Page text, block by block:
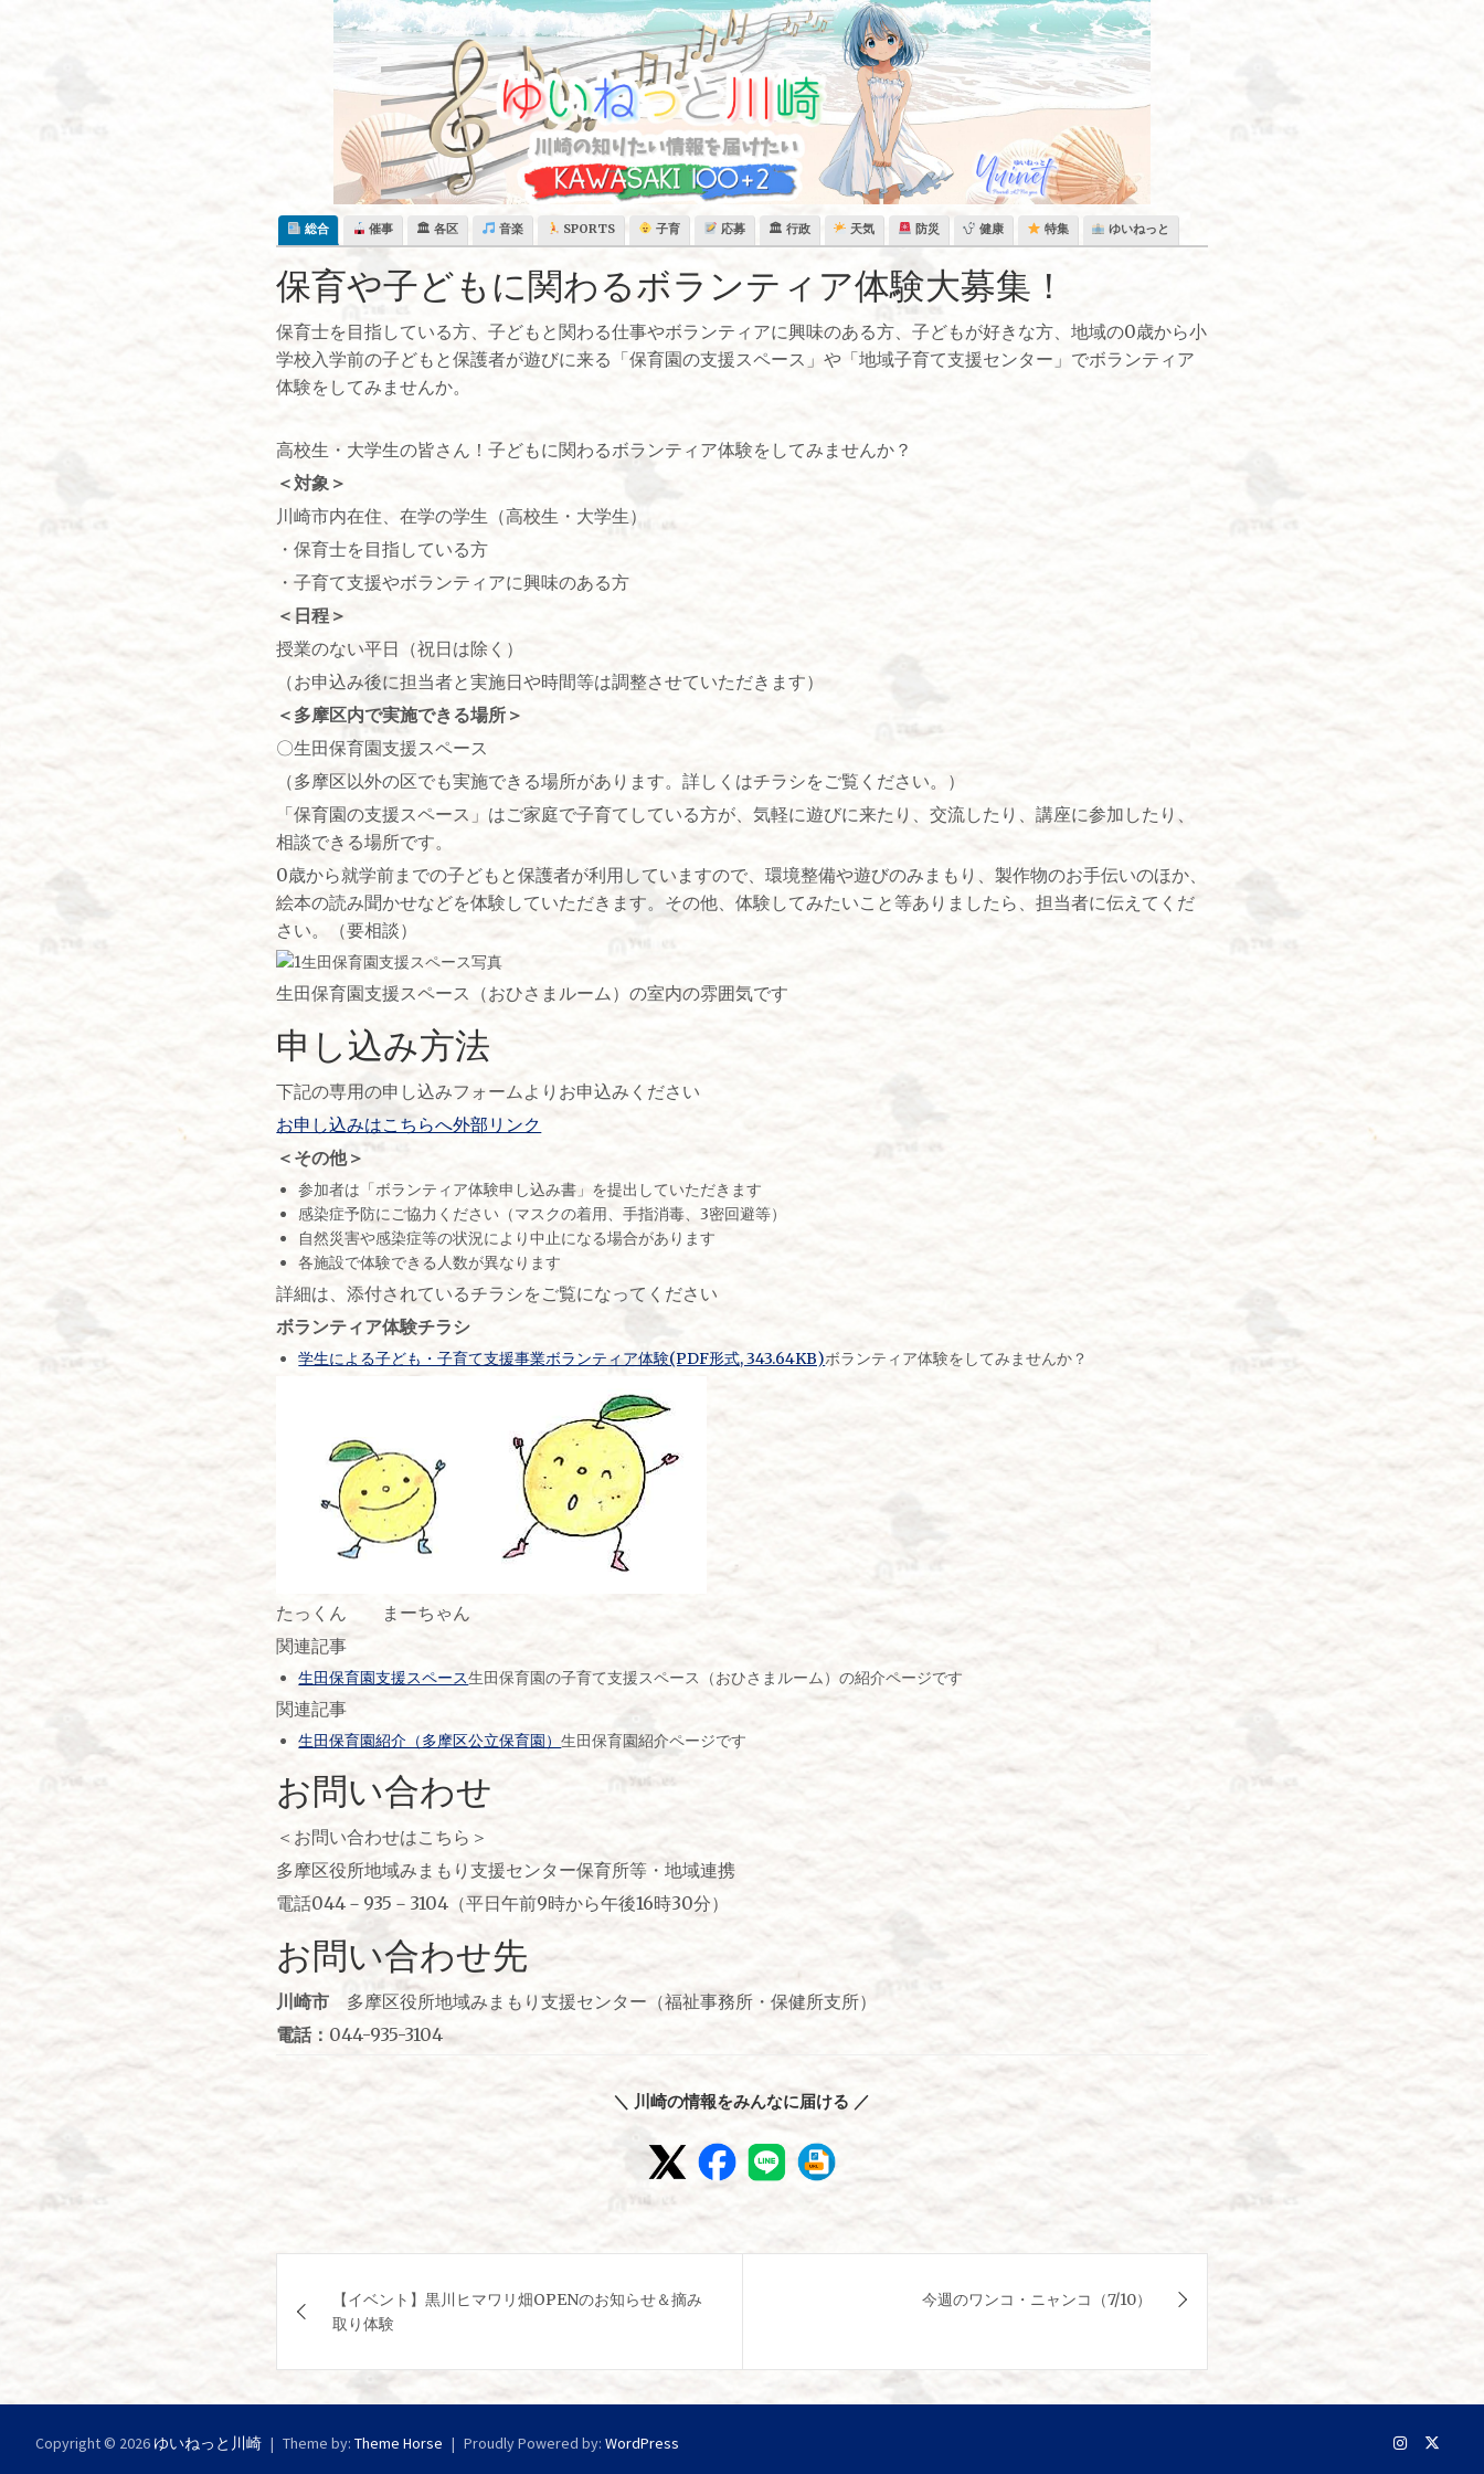
総合 催事 🏛 各区 音楽 SPORTS 子育 応募 🏛 行政 天気 防災 健康 特集 ゆいねっと
保育や子どもに関わるボランティア体験大募集！
保育士を目指している方、子どもと関わる仕事やボランティアに興味のある方、子どもが好きな方、地域の0歳から小
学校入学前の子どもと保護者が遊びに来る「保育園の支援スペース」や「地域子育て支援センター」でボランティア
体験をしてみませんか。
高校生・大学生の皆さん！子どもに関わるボランティア体験をしてみませんか？
＜対象＞
川崎市内在住、在学の学生（高校生・大学生）
・保育士を目指している方
・子育て支援やボランティアに興味のある方
＜日程＞
授業のない平日（祝日は除く）
（お申込み後に担当者と実施日や時間等は調整させていただきます）
＜多摩区内で実施できる場所＞
〇生田保育園支援スペース
（多摩区以外の区でも実施できる場所があります。詳しくはチラシをご覧ください。）
「保育園の支援スペース」はご家庭で子育てしている方が、気軽に遊びに来たり、交流したり、講座に参加したり、
相談できる場所です。
0歳から就学前までの子どもと保護者が利用していますので、環境整備や遊びのみまもり、製作物のお手伝いのほか、
絵本の読み聞かせなどを体験していただきます。その他、体験してみたいこと等ありましたら、担当者に伝えてくだ
さい。（要相談）
生田保育園支援スペース（おひさまルーム）の室内の雰囲気です
申し込み方法
下記の専用の申し込みフォームよりお申込みください
お申し込みはこちらへ外部リンク
＜その他＞
参加者は「ボランティア体験申し込み書」を提出していただきます
感染症予防にご協力ください（マスクの着用、手指消毒、3密回避等）
自然災害や感染症等の状況により中止になる場合があります
各施設で体験できる人数が異なります
詳細は、添付されているチラシをご覧になってください
ボランティア体験チラシ
学生による子ども・子育て支援事業ボランティア体験(PDF形式, 343.64KB)ボランティア体験をしてみませんか？
たっくん まーちゃん
関連記事
生田保育園支援スペース生田保育園の子育て支援スペース（おひさまルーム）の紹介ページです
関連記事
生田保育園紹介（多摩区公立保育園）生田保育園紹介ページです
お問い合わせ
＜お問い合わせはこちら＞
多摩区役所地域みまもり支援センター保育所等・地域連携
電話044－935－3104（平日午前9時から午後16時30分）
お問い合わせ先
川崎市 多摩区役所地域みまもり支援センター（福祉事務所・保健所支所）
電話： 044-935-3104
＼ 川崎の情報をみんなに届ける ／
稿
ナ
ビ
ゲ
【イベント】黒川ヒマワリ畑OPENのお知らせ＆摘み
取り体験
今週のワンコ・ニャンコ（7/10）
Copyright © 2026 ゆいねっと川崎 Theme by: Theme Horse Proudly Powered by: WordPress